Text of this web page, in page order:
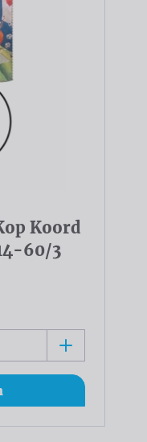
Koord
60/3